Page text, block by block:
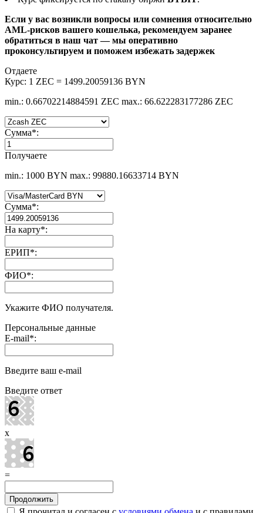
Если у вас возникли вопросы или сомнения относительно
AML-рисков вашего кошелька, рекомендуем заранее
обратиться в наш чат — мы оперативно
проконсультируем и поможем избежать задержек
Отдаете
Курс: 1 ZEC = 1499.20059136 BYN
min.: 0.66702214884591 ZEC max.: 66.622283177286 ZEC
Сумма*:
Получаете
min.: 1000 BYN max.: 99880.16633714 BYN
Сумма*:
На карту*:
ЕРИП*:
ФИО*:
Укажите ФИО получателя.
Персональные данные
E-mail*:
Введите ваш e-mail
Введите ответ
x
=